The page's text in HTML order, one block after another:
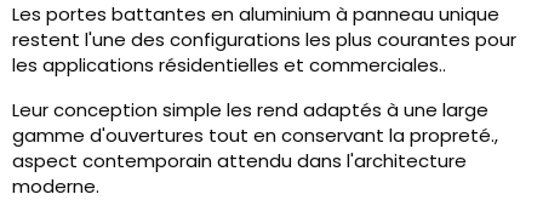
Les portes battantes en aluminium à panneau unique
restent l'une des configurations les plus courantes pour
les applications résidentielles et commerciales..
Leur conception simple les rend adaptés à une large
gamme d'ouvertures tout en conservant la propreté.,
aspect contemporain attendu dans l'architecture
moderne.